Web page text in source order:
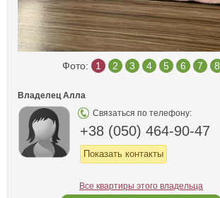
Фото: 1 2 3 4 5 6 7 8
Владелец Алла
Связаться по телефону:
+38 (050) 464-90-47
Показать контакты
Все квартиры этого владельца